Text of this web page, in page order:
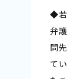
◆若
弁
問
て